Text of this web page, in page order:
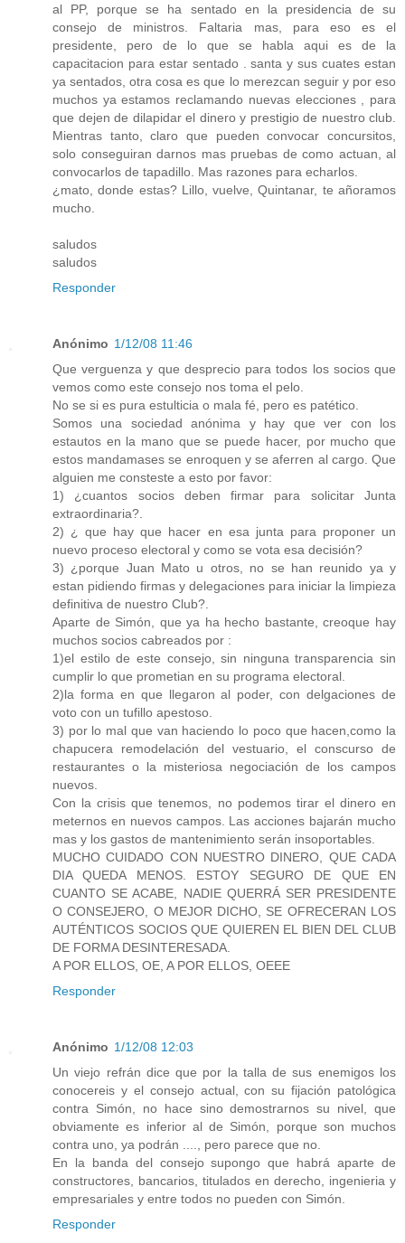
al PP, porque se ha sentado en la presidencia de su
consejo de ministros. Faltaria mas, para eso es el
presidente, pero de lo que se habla aqui es de la
capacitacion para estar sentado . santa y sus cuates estan
ya sentados, otra cosa es que lo merezcan seguir y por eso
muchos ya estamos reclamando nuevas elecciones , para
que dejen de dilapidar el dinero y prestigio de nuestro club.
Mientras tanto, claro que pueden convocar concursitos,
solo conseguiran darnos mas pruebas de como actuan, al
convocarlos de tapadillo. Mas razones para echarlos.
¿mato, donde estas? Lillo, vuelve, Quintanar, te añoramos
mucho.
saludos
saludos
Responder
Anónimo 1/12/08 11:46
Que verguenza y que desprecio para todos los socios que
vemos como este consejo nos toma el pelo.
No se si es pura estulticia o mala fé, pero es patético.
Somos una sociedad anónima y hay que ver con los
estautos en la mano que se puede hacer, por mucho que
estos mandamases se enroquen y se aferren al cargo. Que
alguien me consteste a esto por favor:
1) ¿cuantos socios deben firmar para solicitar Junta
extraordinaria?.
2) ¿ que hay que hacer en esa junta para proponer un
nuevo proceso electoral y como se vota esa decisión?
3) ¿porque Juan Mato u otros, no se han reunido ya y
estan pidiendo firmas y delegaciones para iniciar la limpieza
definitiva de nuestro Club?.
Aparte de Simón, que ya ha hecho bastante, creoque hay
muchos socios cabreados por :
1)el estilo de este consejo, sin ninguna transparencia sin
cumplir lo que prometian en su programa electoral.
2)la forma en que llegaron al poder, con delgaciones de
voto con un tufillo apestoso.
3) por lo mal que van haciendo lo poco que hacen,como la
chapucera remodelación del vestuario, el conscurso de
restaurantes o la misteriosa negociación de los campos
nuevos.
Con la crisis que tenemos, no podemos tirar el dinero en
meternos en nuevos campos. Las acciones bajarán mucho
mas y los gastos de mantenimiento serán insoportables.
MUCHO CUIDADO CON NUESTRO DINERO, QUE CADA
DIA QUEDA MENOS. ESTOY SEGURO DE QUE EN
CUANTO SE ACABE, NADIE QUERRÁ SER PRESIDENTE
O CONSEJERO, O MEJOR DICHO, SE OFRECERAN LOS
AUTÉNTICOS SOCIOS QUE QUIEREN EL BIEN DEL CLUB
DE FORMA DESINTERESADA.
A POR ELLOS, OE, A POR ELLOS, OEEE
Responder
Anónimo 1/12/08 12:03
Un viejo refrán dice que por la talla de sus enemigos los
conocereis y el consejo actual, con su fijación patológica
contra Simón, no hace sino demostrarnos su nivel, que
obviamente es inferior al de Simón, porque son muchos
contra uno, ya podrán ...., pero parece que no.
En la banda del consejo supongo que habrá aparte de
constructores, bancarios, titulados en derecho, ingenieria y
empresariales y entre todos no pueden con Simón.
Responder